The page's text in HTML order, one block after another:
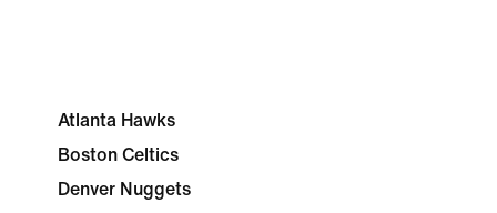
Atlanta Hawks
Boston Celtics
Denver Nuggets